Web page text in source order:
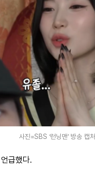
사진=SBS ‘런닝맨’ 방송 캡처
급했다.